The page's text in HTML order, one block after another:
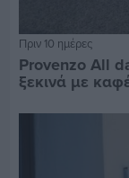
Πριν 10 ημέρες
Provenzo All
ξεκινά με